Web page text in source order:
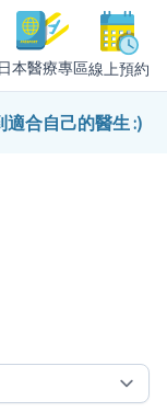
日本醫療專區線上預約
適合自己的醫生 :)